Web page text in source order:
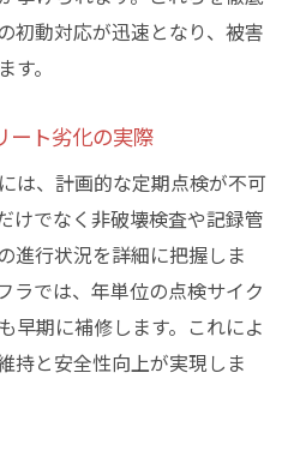
初動対応が迅速となり、被害
。
ート劣化の実際
は、計画的な定期点検が不可
けでなく非破壊検査や記録管
進行状況を詳細に把握しま
ラでは、年単位の点検サイク
早期に補修します。これによ
持と安全性向上が実現しま